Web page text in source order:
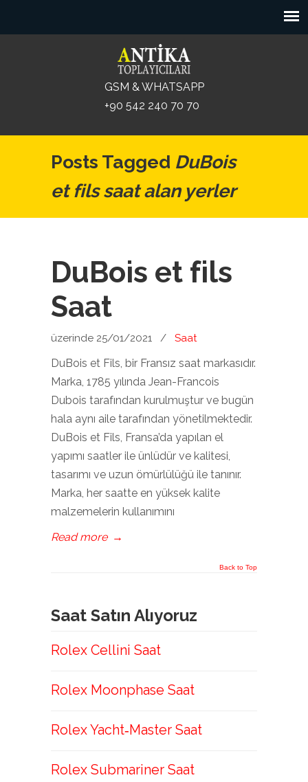
GSM & WHATSAPP
+90 542 240 70 70
Posts Tagged DuBois
et fils saat alan yerler
DuBois et fils
Saat
üzerinde 25/01/2021 / Saat
DuBois et Fils, bir Fransız saat markasıdır.
Marka, 1785 yılında Jean-Francois
Dubois tarafından kurulmuştur ve bugün
hala aynı aile tarafından yönetilmektedir.
DuBois et Fils, Fransa’da yapılan el
yapımı saatler ile ünlüdür ve kalitesi,
tasarımı ve uzun ömürlülüğü ile tanınır.
Marka, her saatte en yüksek kalite
malzemelerin kullanımını
Read more →
Back to Top
Saat Satın Alıyoruz
Rolex Cellini Saat
Rolex Moonphase Saat
Rolex Yacht‑Master Saat
Rolex Submariner Saat